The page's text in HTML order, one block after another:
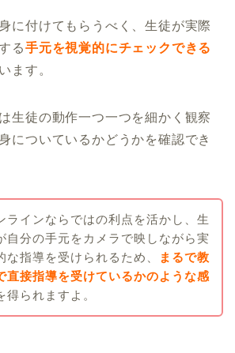
に付けてもらうべく、生徒が実際
る手元を視覚的にチェックできる
ます。
生徒の動作一つ一つを細かく観察
についているかどうかを確認でき
ラインならではの利点を活かし、生
自分の手元をカメラで映しながら実
な指導を受けられるため、
まるで教
直接指導を受けているかのような感
得られますよ。